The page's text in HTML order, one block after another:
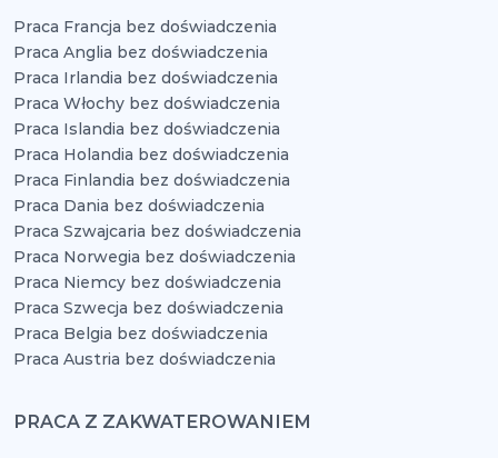
Praca Francja bez doświadczenia
Praca Anglia bez doświadczenia
Praca Irlandia bez doświadczenia
Praca Włochy bez doświadczenia
Praca Islandia bez doświadczenia
Praca Holandia bez doświadczenia
Praca Finlandia bez doświadczenia
Praca Dania bez doświadczenia
Praca Szwajcaria bez doświadczenia
Praca Norwegia bez doświadczenia
Praca Niemcy bez doświadczenia
Praca Szwecja bez doświadczenia
Praca Belgia bez doświadczenia
Praca Austria bez doświadczenia
PRACA Z ZAKWATEROWANIEM